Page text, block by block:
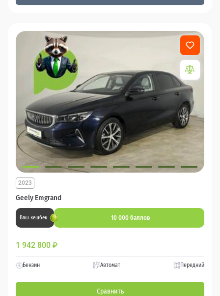
Geely Emgrand
2023
Ваш кешбек 10 000 баллов
1 942 800 ₽
Бензин Автомат Передний
Сравнить